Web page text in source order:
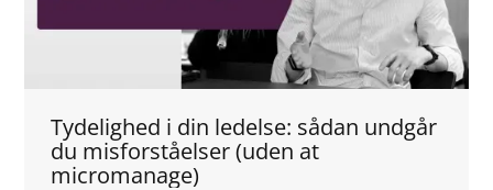
Tydelighed i din ledelse: sådan undgår
du misforståelser (uden at
micromanage)